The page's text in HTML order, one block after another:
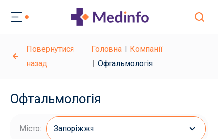
Повернутися
назад
Головна
Компанії
Офтальмологія
Офтальмологія
Місто: Запоріжжя